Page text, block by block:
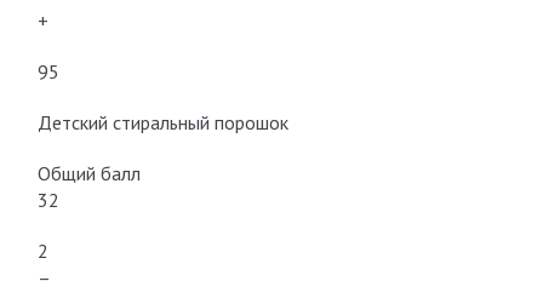
+
95
Детский стиральный порошок
Общий балл
32
2
–